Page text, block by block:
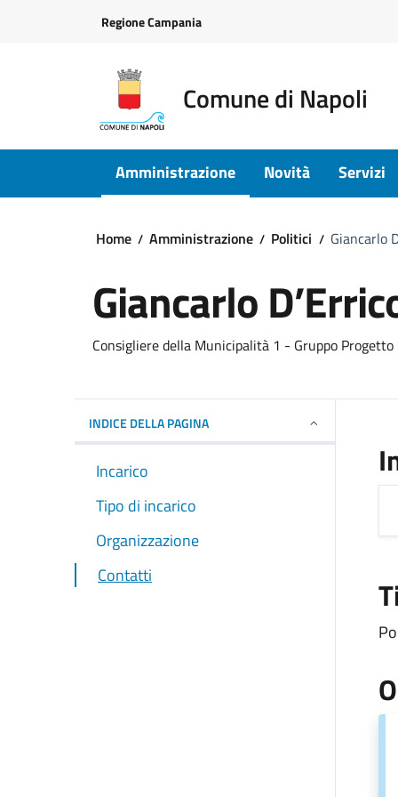
Regione Campania
Comune di Napoli
Amministrazione Novità Servizi
Home Amministrazione Politici Giancarlo
Giancarlo
Consigliere della Municipalità 1 - Gruppo
INDICE DELLA PAGINA
Incarico
Tipo di incarico
Organizzazione
Contatti